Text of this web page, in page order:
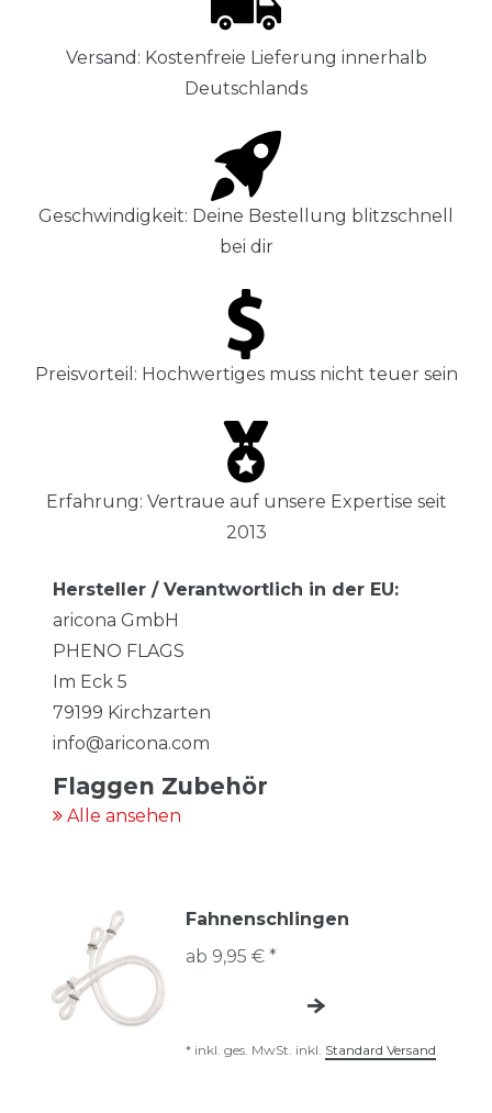
Versand: Kostenfreie Lieferung innerhalb
Deutschlands
Geschwindigkeit: Deine Bestellung blitzschnell
bei dir
Preisvorteil: Hochwertiges muss nicht teuer sein
Erfahrung: Vertraue auf unsere Expertise seit
2013
Hersteller / Verantwortlich in der EU:
aricona GmbH
PHENO FLAGS
Im Eck 5
79199 Kirchzarten
info@aricona.com
Flaggen Zubehör
Alle ansehen
Fahnenschlingen
ab 9,95 € *
* inkl. ges. MwSt. inkl. Standard Versand